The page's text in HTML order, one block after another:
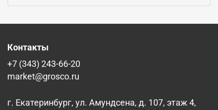
Контакты
+7 (343) 243-66-20
market@grosco.ru
г. Екатеринбург, ул. Амундсена, д. 107, этаж 4,